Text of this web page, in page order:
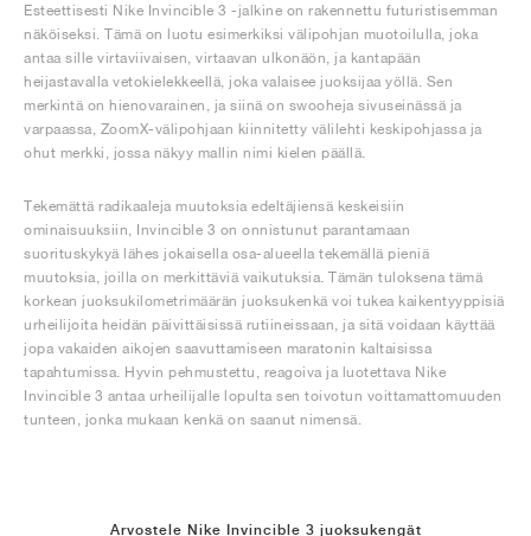
Esteettisesti Nike Invincible 3 -jalkine on rakennettu futuristisemman
näköiseksi. Tämä on luotu esimerkiksi välipohjan muotoilulla, joka
antaa sille virtaviivaisen, virtaavan ulkonäön, ja kantapään
heijastavalla vetokielekkeellä, joka valaisee juoksijaa yöllä. Sen
merkintä on hienovarainen, ja siinä on swooheja sivuseinässä ja
varpaassa, ZoomX-välipohjaan kiinnitetty välilehti keskipohjassa ja
ohut merkki, jossa näkyy mallin nimi kielen päällä.
Tekemättä radikaaleja muutoksia edeltäjiensä keskeisiin
ominaisuuksiin, Invincible 3 on onnistunut parantamaan
suorituskykyä lähes jokaisella osa-alueella tekemällä pieniä
muutoksia, joilla on merkittäviä vaikutuksia. Tämän tuloksena tämä
korkean juoksukilometrimäärän juoksukenkä voi tukea kaikentyyppisiä
urheilijoita heidän päivittäisissä rutiineissaan, ja sitä voidaan käyttää
jopa vakaiden aikojen saavuttamiseen maratonin kaltaisissa
tapahtumissa. Hyvin pehmustettu, reagoiva ja luotettava Nike
Invincible 3 antaa urheilijalle lopulta sen toivotun voittamattomuuden
tunteen, jonka mukaan kenkä on saanut nimensä.
Arvostele Nike Invincible 3 juoksukengät